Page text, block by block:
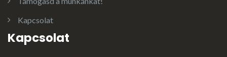
Kapcsolat
Kapcsolat